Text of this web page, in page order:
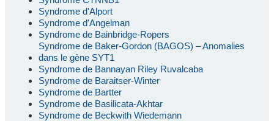
Syndrome d'Alport
Syndrome d'Angelman
Syndrome de Bainbridge-Ropers
Syndrome de Baker-Gordon (BAGOS) – Anomalies
dans le gène SYT1
Syndrome de Bannayan Riley Ruvalcaba
Syndrome de Baraitser-Winter
Syndrome de Bartter
Syndrome de Basilicata-Akhtar
Syndrome de Beckwith Wiedemann